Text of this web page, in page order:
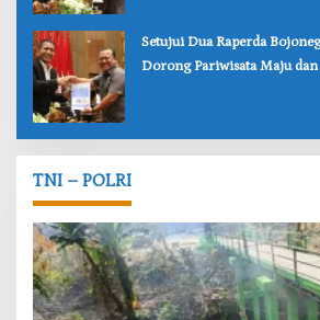
‎Setujui Dua Raperda
Dorong Pariwisata Maju
TNI – POLRI